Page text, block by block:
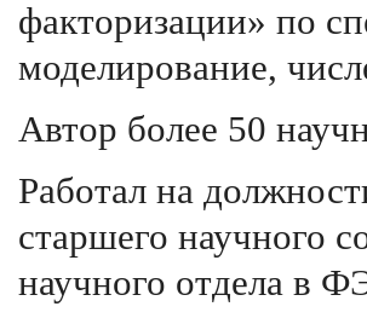
факторизации» по
моделирование,
Автор более 50
Работал на
старшего научного
научного отдела в